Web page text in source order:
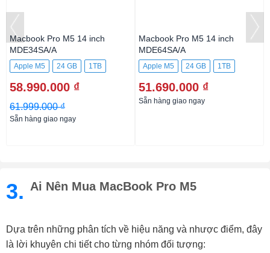
Macbook Pro M5 14 inch
MDE34SA/A
Apple M5 24 GB 1TB
58.990.000 ₫
61.999.000 ₫
Sẵn hàng giao ngay
Macbook Pro M5 14 inch
MDE64SA/A
Apple M5 24 GB 1TB
51.690.000 ₫
Sẵn hàng giao ngay
3. Ai Nên Mua MacBook Pro M5
Dựa trên những phân tích về hiệu năng và nhược điểm, đây
là lời khuyên chi tiết cho từng nhóm đối tượng: